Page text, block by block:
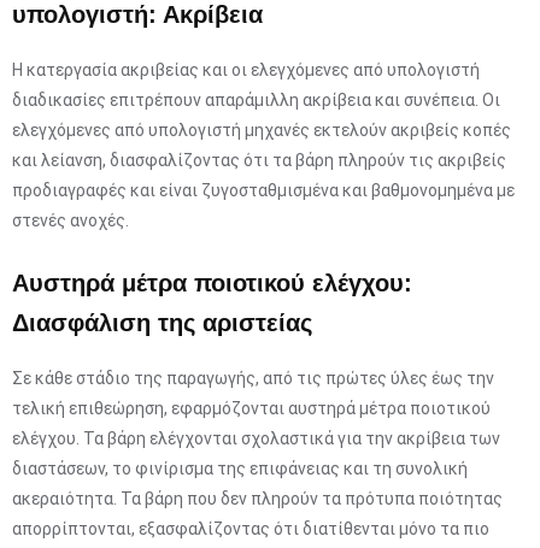
υπολογιστή: Ακρίβεια
Η κατεργασία ακριβείας και οι ελεγχόμενες από υπολογιστή
διαδικασίες επιτρέπουν απαράμιλλη ακρίβεια και συνέπεια. Οι
ελεγχόμενες από υπολογιστή μηχανές εκτελούν ακριβείς κοπές
και λείανση, διασφαλίζοντας ότι τα βάρη πληρούν τις ακριβείς
προδιαγραφές και είναι ζυγοσταθμισμένα και βαθμονομημένα με
στενές ανοχές.
Αυστηρά μέτρα ποιοτικού ελέγχου:
Διασφάλιση της αριστείας
Σε κάθε στάδιο της παραγωγής, από τις πρώτες ύλες έως την
τελική επιθεώρηση, εφαρμόζονται αυστηρά μέτρα ποιοτικού
ελέγχου. Τα βάρη ελέγχονται σχολαστικά για την ακρίβεια των
διαστάσεων, το φινίρισμα της επιφάνειας και τη συνολική
ακεραιότητα. Τα βάρη που δεν πληρούν τα πρότυπα ποιότητας
απορρίπτονται, εξασφαλίζοντας ότι διατίθενται μόνο τα πιο